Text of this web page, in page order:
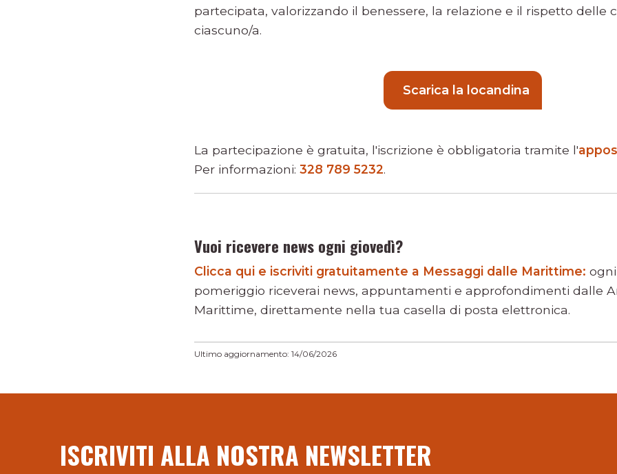
partecipata, valorizzando il benessere, la relazione e il rispetto delle
ciascuno/a.
Scarica la locandina
La partecipazione è gratuita, l'iscrizione è obbligatoria tramite l'
Per informazioni: 328 789 5232.
Vuoi ricevere news ogni giovedì?
Clicca qui e iscriviti gratuitamente a Messaggi dalle Marittime:
pomeriggio riceverai news, appuntamenti e approfondimenti dalle
Marittime, direttamente nella tua casella di posta elettronica.
Ultimo aggiornamento: 14/06/2026
ISCRIVITI ALLA NOSTRA NEWSLETTER